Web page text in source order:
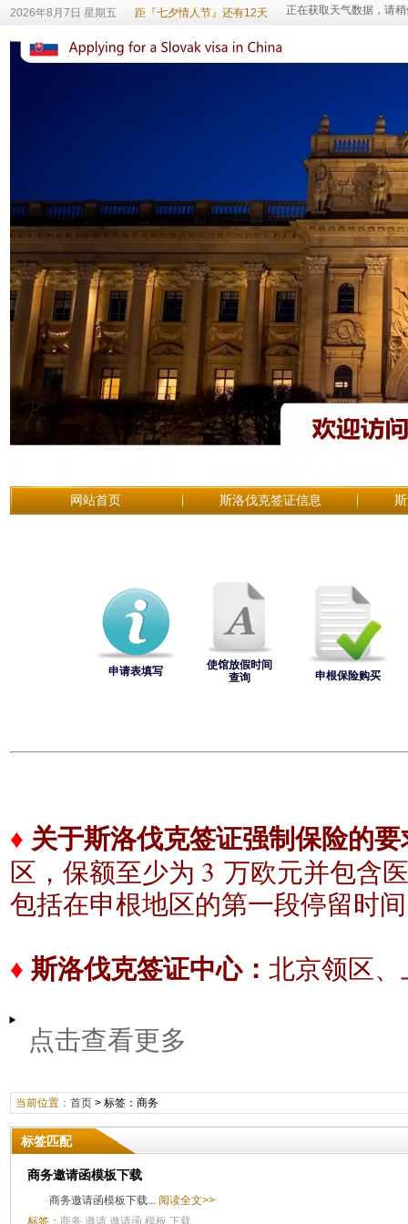
2026年8月7日 星期五 距『七夕情人节』还有12天
网站首页 斯洛伐克签证信息
申请表填写
使馆放假时间
查询
申根保险购买
♦ 关于斯洛伐克签证强制保险的要
区，保额至少为 3 万欧元并包含
包括在申根地区的第一段停留时
♦ 斯洛伐克签证中心： 北京领区
点击查看更多
当前位置： 首页> 标签：商务
标签匹配
商务邀请函模板下载
商务邀请函模板下载... 阅读全文>>
标签： 商务 邀请 邀请函 模板 下载